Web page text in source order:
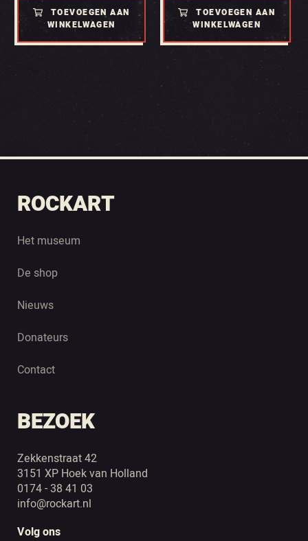
TOEVOEGEN AAN
WINKELWAGEN
TOEVOEGEN AAN
WINKELWAGEN
ROCKART
Het museum
De shop
Nieuws
Donateurs
Contact
BEZOEK
Zekkenstraat 42
3151 XP Hoek van Holland
0174 - 38 41 03
info@rockart.nl
Volg ons